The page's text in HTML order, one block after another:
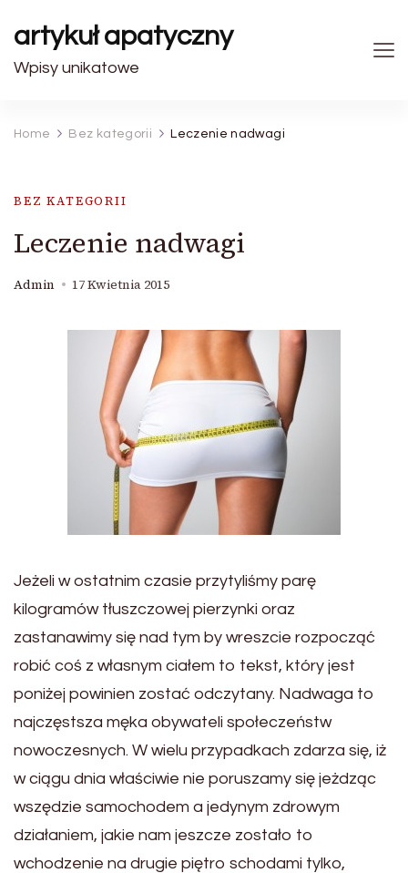
artykuł apatyczny
Wpisy unikatowe
Home Bez kategorii Leczenie nadwagi
BEZ KATEGORII
Leczenie nadwagi
Admin 17 Kwietnia 2015
Jeżeli w ostatnim czasie przytyliśmy parę
kilogramów tłuszczowej pierzynki oraz
zastanawimy się nad tym by wreszcie rozpocząć
robić coś z własnym ciałem to tekst, który jest
poniżej powinien zostać odczytany. Nadwaga to
najczęstsza męka obywateli społeczeństw
nowoczesnych. W wielu przypadkach zdarza się, iż
w ciągu dnia właściwie nie poruszamy się jeżdząc
wszędzie samochodem a jedynym zdrowym
działaniem, jakie nam jeszcze zostało to
wchodzenie na drugie piętro schodami tylko,